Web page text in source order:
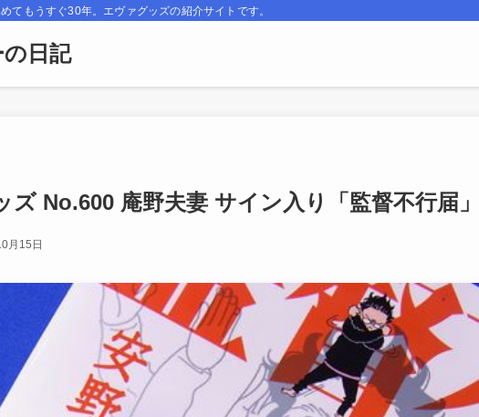
てもうすぐ30年。エヴァグッズの紹介サイトです。
日記
ズ No.600 庵野夫妻 サイン入り「監督不行届」
月15日